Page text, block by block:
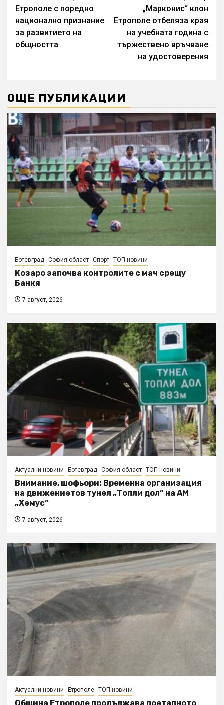
Етрополе с поредно
национално признание
за развитието на
общността
„Марконис“ клон
Етрополе отбеляза края
на учебната година с
тържествено връчване
на удостоверения
ОЩЕ ПУБЛИКАЦИИ
Ботевград София област Спорт ТОП новини
Козаро започва контролите с мач срещу
Банкя
7 август, 2026
Актуални новини Ботевград София област ТОП новини
Внимание, шофьори: Временна организация
на движениетов тунел „Топли дол“ на АМ
„Хемус“
7 август, 2026
Актуални новини Етрополе ТОП новини